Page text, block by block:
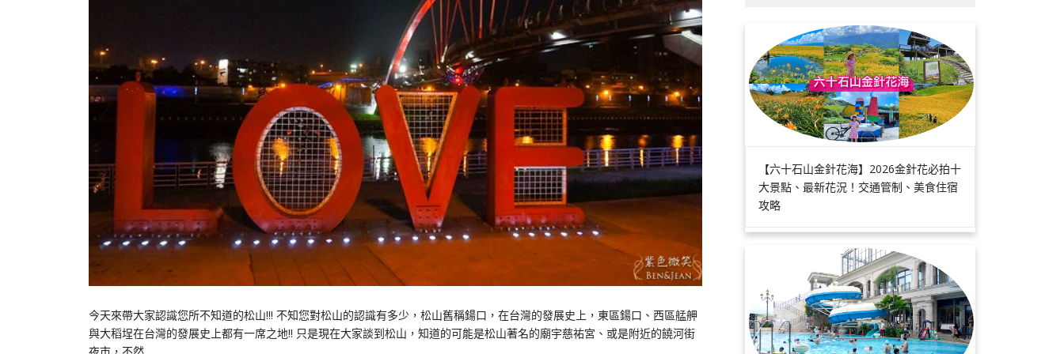
今天來帶大家認識您所不知道的松山!!! 不知您對松山的認識有多少，松山舊稱鍚口，在台灣的發展史上，東區鍚口、西區艋舺
與大稻埕在台灣的發展史上都有一席之地!! 只是現在大家談到松山，知道的可能是松山著名的廟宇慈祐宮、或是附近的饒河街
【六十石山金針花海】2026金針花必拍十
大景點、最新花況！交通管制、美食住宿
攻略